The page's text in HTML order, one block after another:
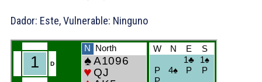
Dador: Este, Vulnerable: Ninguno